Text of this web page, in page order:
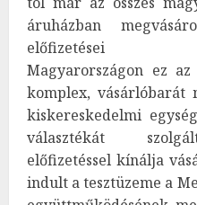
áruházban
előfizetései
Magyarországon ez
komplex, vásárlóbarát
kiskereskedelmi
választékát
előfizetéssel kínálja
indult a tesztüzeme a